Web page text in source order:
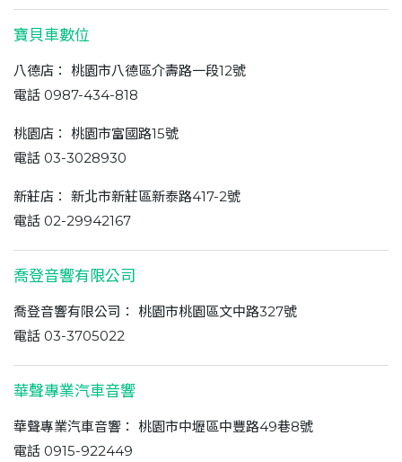
寶貝車數位
八德店： 桃園市八德區介壽路一段12號
電話 0987-434-818
桃園店： 桃園市富國路15號
電話 03-3028930
新莊店： 新北市新莊區新泰路417-2號
電話 02-29942167
喬登音響有限公司
喬登音響有限公司： 桃園市桃園區文中路327號
電話 03-3705022
華聲專業汽車音響
華聲專業汽車音響： 桃園市中壢區中豐路49巷8號
電話 0915-922449